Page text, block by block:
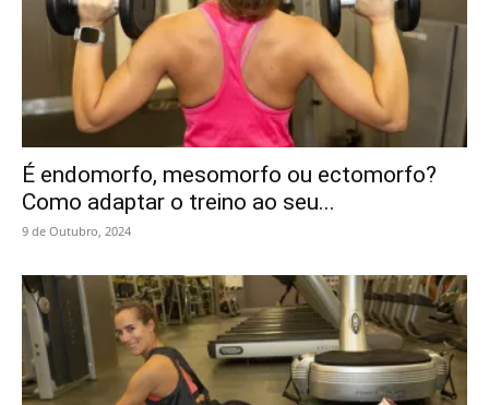
É endomorfo, mesomorfo ou ectomorfo?
Como adaptar o treino ao seu...
9 de Outubro, 2024